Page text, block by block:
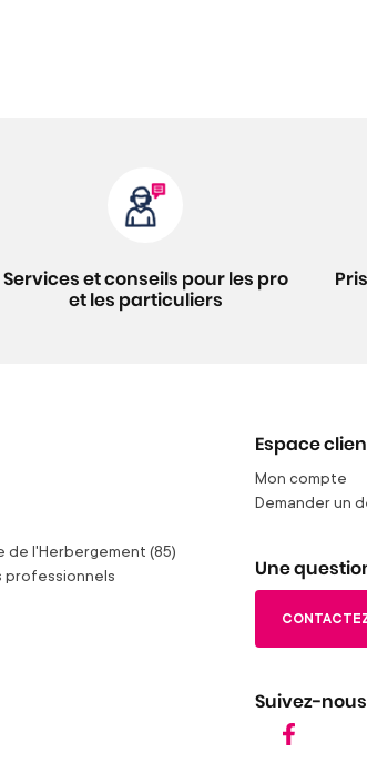
Services et conseils pour les pro
et les particuliers
l'Herbergement (85)
professionnels
Espace
Mon compte
Demander un
Une
Suivez-nous